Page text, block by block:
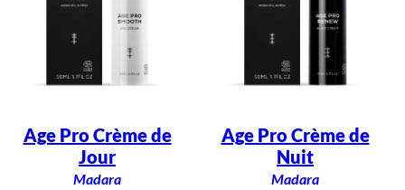
Age Pro Crème de
Jour
Madara
Age Pro Crème de
Nuit
Madara